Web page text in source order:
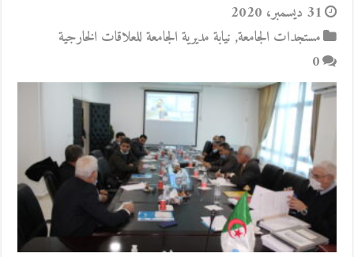
31 ديسمبر، 2020
مستجدات الجامعة, نيابة مديرية الجامعة للعلاقات الخارجية
0